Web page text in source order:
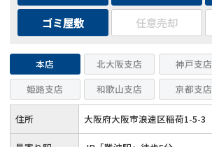
ゴミ屋敷
任意売却
本店 北大阪支店 神戸支店
姫路支店
和歌山支店 京都支店
住所 大阪府大阪市浪速区稲荷1-5-3